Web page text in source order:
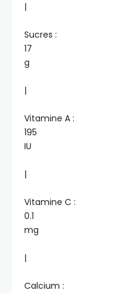
|
Sucres :
17
g
|
Vitamine A :
195
IU
|
Vitamine C :
0.1
mg
|
Calcium :